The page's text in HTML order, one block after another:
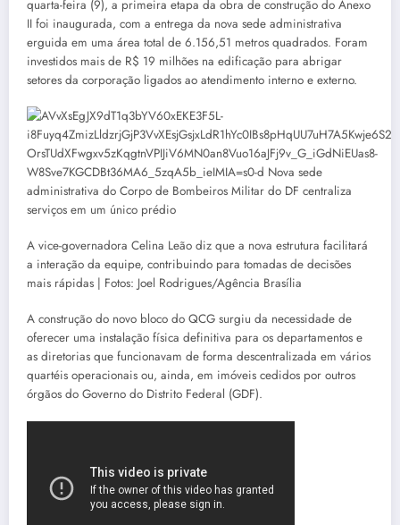
quarta-feira (9), a primeira etapa da obra de construção do Anexo
II foi inaugurada, com a entrega da nova sede administrativa
erguida em uma área total de 6.156,51 metros quadrados. Foram
investidos mais de R$ 19 milhões na edificação para abrigar
setores da corporação ligados ao atendimento interno e externo.
A vice-governadora Celina Leão diz que a nova estrutura facilitará
a interação da equipe, contribuindo para tomadas de decisões
mais rápidas | Fotos: Joel Rodrigues/Agência Brasília
A construção do novo bloco do QCG surgiu da necessidade de
oferecer uma instalação física definitiva para os departamentos e
as diretorias que funcionavam de forma descentralizada em vários
quartéis operacionais ou, ainda, em imóveis cedidos por outros
órgãos do Governo do Distrito Federal (GDF).